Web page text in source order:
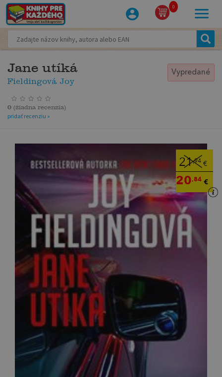
0
Jane utíká
Fieldingová Joy
Vypredané
0 (žiadna recenzia)
pridať recenziu »
21,94 €
20,84 €